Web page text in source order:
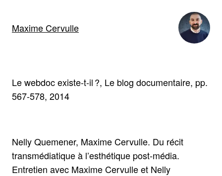
Maxime Cervulle
Le webdoc existe-t-il ?, Le blog documentaire, pp.
567-578, 2014
Nelly Quemener, Maxime Cervulle. Du récit
transmédiatique à l’esthétique post-média.
Entretien avec Maxime Cervulle et Nelly